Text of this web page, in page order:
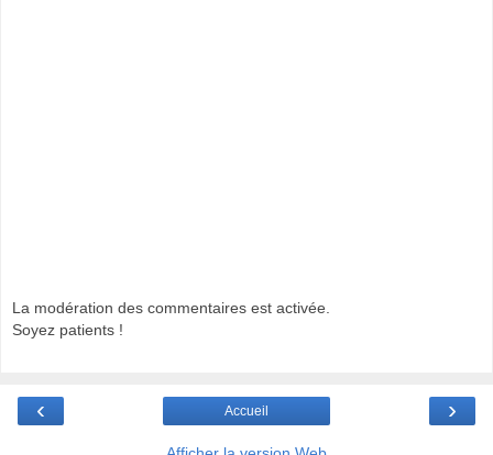
La modération des commentaires est activée.
Soyez patients !
‹ ›
Accueil